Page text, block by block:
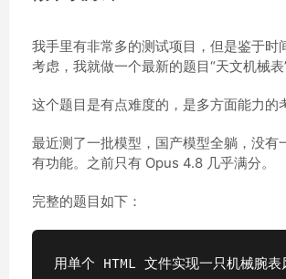
我手里有非常多的测试项目，但是鉴于时
考虑，我就做一个最新的题目“天文机械表
这个题目是有点难度的，是多方面能力的
最近测了一批模型，国产模型全躺，没有
有功能。之前只有 Opus 4.8 几乎满分。
完整的题目如下：
用单个 HTML 文件实现一只机械腕表